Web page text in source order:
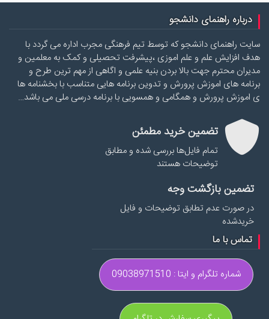
درباره راهنمای دانشجو
سایت راهنمای دانشجو که توسط تیم فرهنگی مجرب اداره می گردد با
هدف افزایش علم و علم اموزی ،پیشرفت تحصیلی و کمک به معلمین و
مدیران محترم جهت بالا بردن بنیه علمی و اگاهی از مهم ترین طرح و
برنامه های اموزش پرورش و تدوین برنامه هایی متناسب با بخشنامه ها
ی اموزش پرورش و همگامی و همسویی با برنامه درسی ملی می باشد…
تضمین خرید مطمئن
تمام فایل‌ها بررسی شده و مطابق
توضیحات هستند
تضمین بازگشت وجه
در صورت عدم تطابق توضیحات و فایل
خریدشده
تماس با ما
شماره تلگرام و ایتا : 09038971510